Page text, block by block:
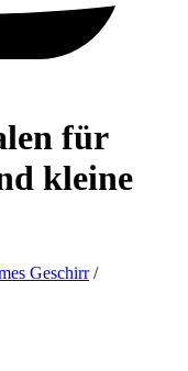
für
kleine
Geschirr/